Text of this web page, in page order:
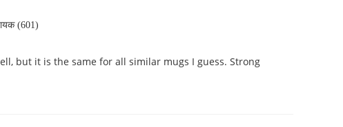
(601)
but it is the same for all similar mugs I guess. Strong